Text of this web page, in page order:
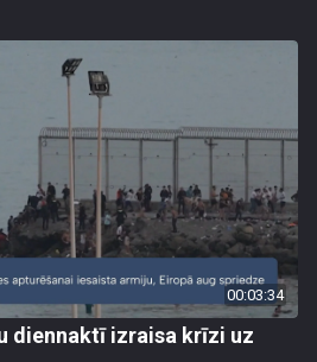
00:03:34
diennaktī izraisa krīzi uz